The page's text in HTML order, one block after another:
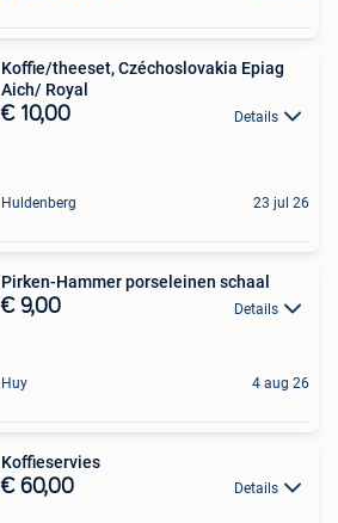
Koffie/theeset, Czéchoslovakia Epiag
Aich/ Royal
€ 10,00 Details
Huldenberg 23 jul 26
Pirken-Hammer porseleinen schaal
€ 9,00 Details
Huy 4 aug 26
Koffieservies
€ 60,00 Details